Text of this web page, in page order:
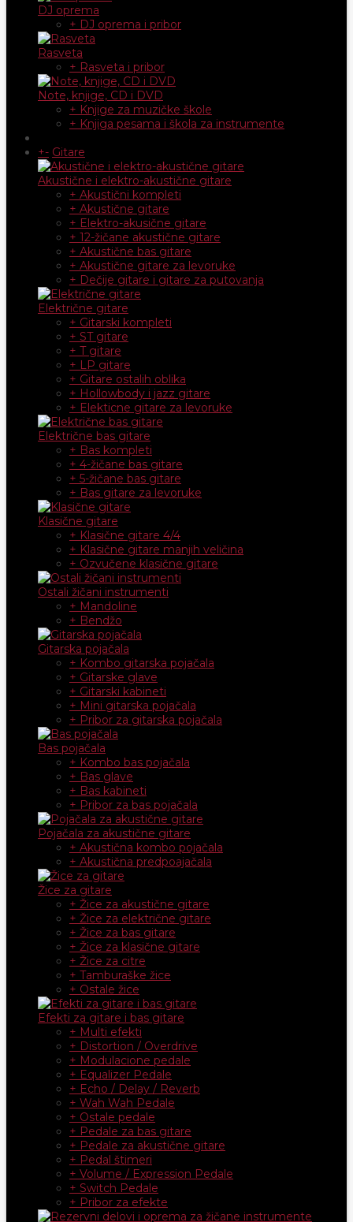
DJ oprema
+ DJ oprema i pribor
Rasveta
+ Rasveta i pribor
Note, knjige, CD i DVD
+ Knjige za muzičke škole
+ Knjiga pesama i škola za instrumente
+- Gitare
Akustične i elektro-akustične gitare
+ Akustični kompleti
+ Akustične gitare
+ Elektro-akusične gitare
+ 12-žičane akustične gitare
+ Akustične bas gitare
+ Akustične gitare za levoruke
+ Dečije gitare i gitare za putovanja
Električne gitare
+ Gitarski kompleti
+ ST gitare
+ T gitare
+ LP gitare
+ Gitare ostalih oblika
+ Hollowbody i jazz gitare
+ Elekticne gitare za levoruke
Električne bas gitare
+ Bas kompleti
+ 4-žičane bas gitare
+ 5-žičane bas gitare
+ Bas gitare za levoruke
Klasične gitare
+ Klasične gitare 4/4
+ Klasične gitare manjih veličina
+ Ozvučene klasične gitare
Ostali žičani instrumenti
+ Mandoline
+ Bendžo
Gitarska pojačala
+ Kombo gitarska pojačala
+ Gitarske glave
+ Gitarski kabineti
+ Mini gitarska pojačala
+ Pribor za gitarska pojačala
Bas pojačala
+ Kombo bas pojačala
+ Bas glave
+ Bas kabineti
+ Pribor za bas pojačala
Pojačala za akustične gitare
+ Akustična kombo pojačala
+ Akustična predpoajačala
Žice za gitare
+ Žice za akustične gitare
+ Žice za električne gitare
+ Žice za bas gitare
+ Žice za klasične gitare
+ Žice za citre
+ Tamburaške žice
+ Ostale žice
Efekti za gitare i bas gitare
+ Multi efekti
+ Distortion / Overdrive
+ Modulacione pedale
+ Equalizer Pedale
+ Echo / Delay / Reverb
+ Wah Wah Pedale
+ Ostale pedale
+ Pedale za bas gitare
+ Pedale za akustične gitare
+ Pedal štimeri
+ Volume / Expression Pedale
+ Switch Pedale
+ Pribor za efekte